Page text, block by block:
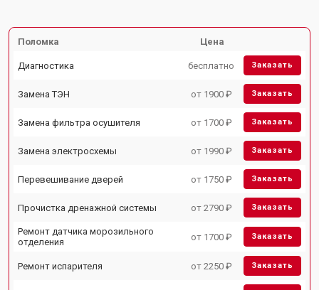
Поломка Цена
Диагностика бесплатно Заказать
Замена ТЭН от 1900 ₽ Заказать
Замена фильтра осушителя от 1700 ₽ Заказать
Замена электросхемы от 1990 ₽ Заказать
Перевешивание дверей от 1750 ₽ Заказать
Прочистка дренажной системы от 2790 ₽ Заказать
Ремонт датчика морозильного
отделения
от 1700 ₽ Заказать
Ремонт испарителя от 2250 ₽ Заказать